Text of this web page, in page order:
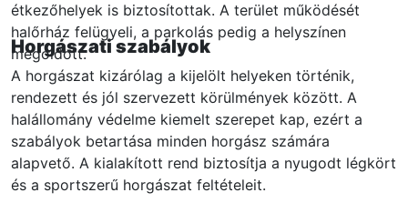
étkezőhelyek is biztosítottak. A terület működését
halőrház felügyeli, a parkolás pedig a helyszínen
megoldott.
Horgászati szabályok
A horgászat kizárólag a kijelölt helyeken történik,
rendezett és jól szervezett körülmények között. A
halállomány védelme kiemelt szerepet kap, ezért a
szabályok betartása minden horgász számára
alapvető. A kialakított rend biztosítja a nyugodt légkört
és a sportszerű horgászat feltételeit.